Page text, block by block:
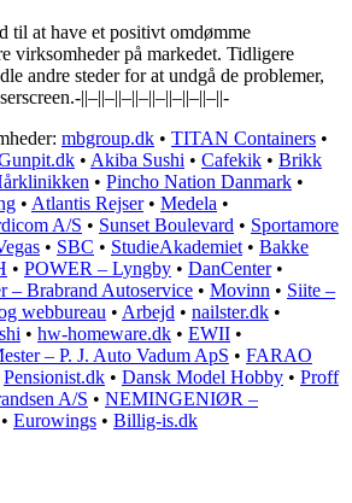
til at have et positivt omdømme
virksomheder på markedet. Tidligere
andre steder for at undgå de problemer,
||–||–||–||–||–||–||–||–||-
mbgroup.dk • TITAN Containers •
• Akiba Sushi • Cafekik • Brikk
• Pincho Nation Danmark •
• Atlantis Rejser• Medela •
A/S • Sunset Boulevard • Sportamore
• SBC • StudieAkademiet • Bakke
• POWER – Lyngby • DanCenter•
– Brabrand Autoservice • Movinn • Siite –
webbureau • Arbejd • nailster.dk •
• hw-homeware.dk • EWII •
– P. J. Auto Vadum ApS • FARAO
Pensionist.dk • Dansk Model Hobby • Proff
A/S • NEMINGENIØR –
Eurowings • Billig-is.dk